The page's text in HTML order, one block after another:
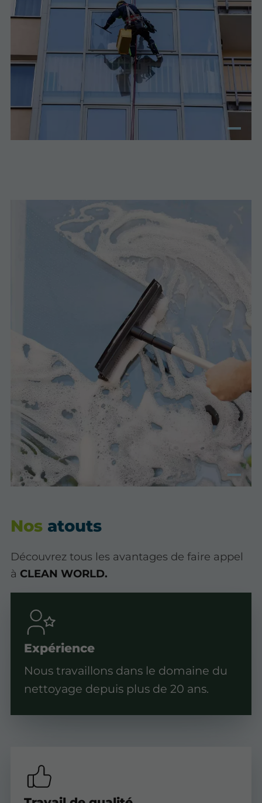
Nos atouts
Découvrez tous les avantages de faire appel
à CLEAN WORLD.
Expérience
Nous travaillons dans le domaine du
nettoyage depuis plus de 20 ans.